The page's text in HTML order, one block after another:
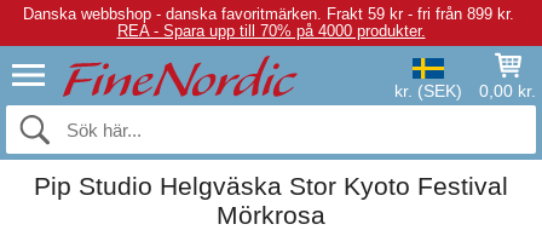
Danska webbshop - danska favoritmärken. Frakt 59 kr - fri från 899 kr.
REA - Spara upp till 70% på 4000 produkter.
kr. (SEK) 0,00 kr.
Pip Studio Helgväska Stor Kyoto Festival
Mörkrosa